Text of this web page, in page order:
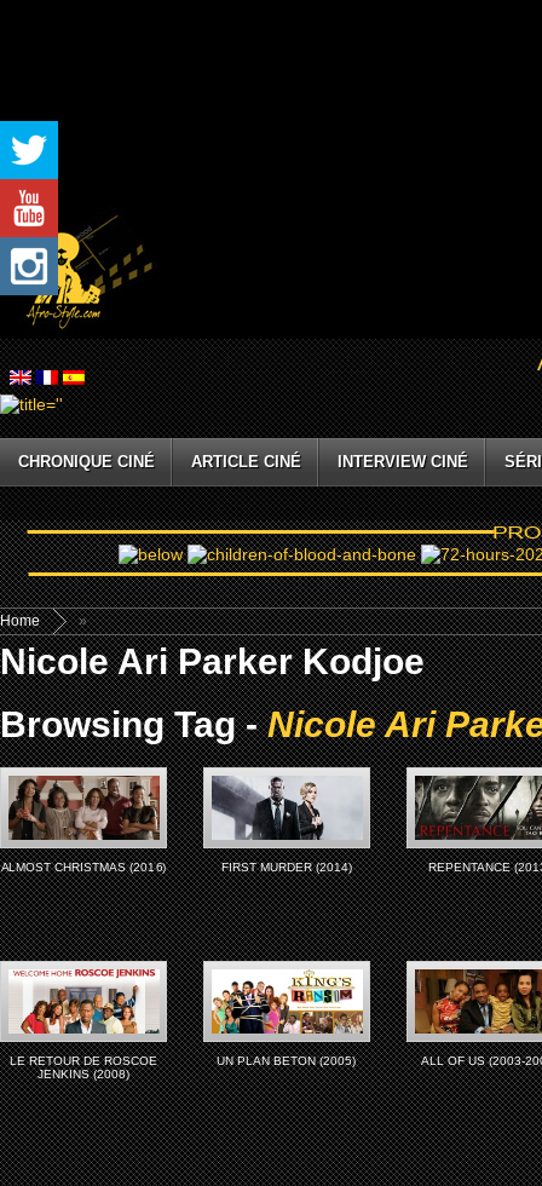
CHRONIQUE CINÉ ARTICLE CINÉ INTERVIEW CINÉ
Home »
Nicole Ari Parker Kodjoe
Browsing Tag -Nicole Ari
ALMOST CHRISTMAS (2016) FIRST MURDER (2014) REPENTANCE
LE RETOUR DE ROSCOE
JENKINS (2008)
UN PLAN BETON (2005) ALL OF US (2003-